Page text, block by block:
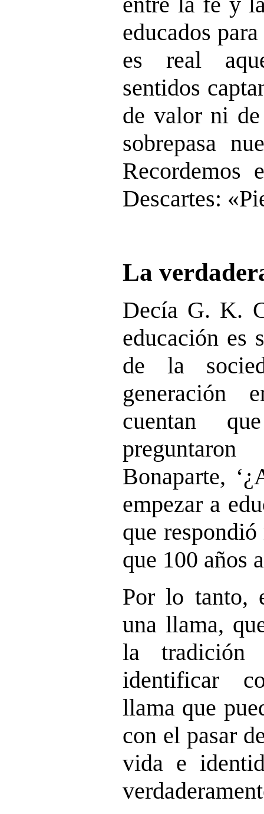
educados
es real
sentidos
de valor ni
sobrepasa
Recordemos
Descartes:
La
Decía G. K.
educación es
de la
generación
cuentan
Bonaparte,
empezar a
que
que 100 años
Por lo tanto,
una llama,
la tradición
identificar
llama que
con el pasar
vida e